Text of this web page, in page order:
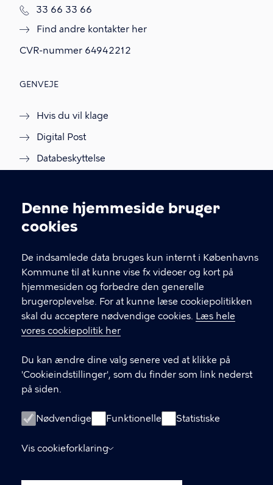
Cookieindstillinger
Denne hjemmeside bruger
cookies
De indsamlede data bruges kun internt i Københavns
Kommune til at kunne vise fx videoer og kort på
hjemmesiden og forbedre den generelle
brugeroplevelse. For at kunne læse cookiepolitikken
skal du acceptere nødvendige cookies. Læs hele
vores cookiepolitik her
Du kan ændre dine valg senere ved at klikke på
'Cookieindstillinger', som du finder som link nederst
på siden.
Nødvendige Funktionelle Statistiske
Vis cookieforklaring
T
f
33 66 33 66
Find andre kontakter her
CVR-nummer 64942212
GENVEJE
Hvis du vil klage
Digital Post
Databeskyttelse
Tilgængelighedserklæring
Om hjemmesiden
Cookieindstillinger